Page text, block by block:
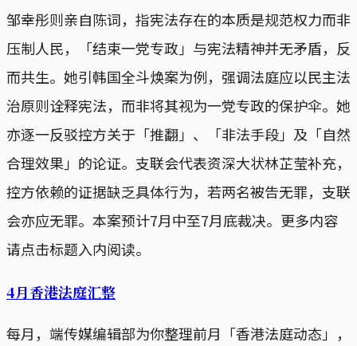
邹幸彤则亲自陈词，指宪法存在的本质是规范权力而非
压制人民，「结束一党专政」与宪法精神并无矛盾，反
而共生。她引韩国全斗焕案为例，强调法庭应以民主法
治原则诠释宪法，而非将其视为一党专政的保护伞。她
亦逐一反驳控方关于「推翻」、「非法手段」及「自然
合理效果」的论证。支联会代表资深大状林芷莹补充，
控方依赖的证据缺乏具体行为，若两名被告无罪，支联
会亦应无罪。本案预计7月中至7月底裁决。更多内容
请点击标题入内阅读。
4月香港法庭汇整
每月，端传媒编辑部为你整理前月「香港法庭动态」，